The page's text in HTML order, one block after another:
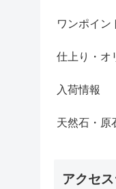
ワンポイン
仕上り・オ
入荷情報
天然石・原
アクセ